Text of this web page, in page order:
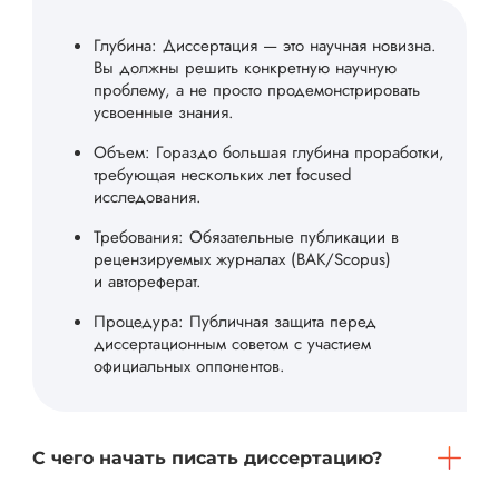
Глубина: Диссертация — это научная новизна.
Вы должны решить конкретную научную
проблему, а не просто продемонстрировать
усвоенные знания.
Объем: Гораздо большая глубина проработки,
требующая нескольких лет focused
исследования.
Требования: Обязательные публикации в
рецензируемых журналах (ВАК/Scopus)
и автореферат.
Процедура: Публичная защита перед
диссертационным советом с участием
официальных оппонентов.
С чего начать писать диссертацию?